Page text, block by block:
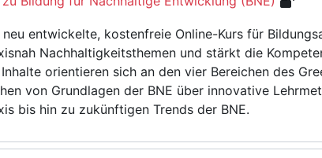
neu entwickelte, kostenfreie Online-Kurs für
Nachhaltigkeitsthemen und stärkt die
orientieren sich an den vier Bereichen des
von Grundlagen der BNE über innovative
bis hin zu zukünftigen Trends der BNE.